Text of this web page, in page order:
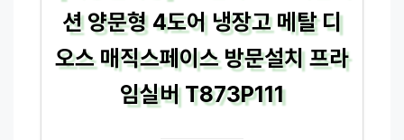
션 양문형 4도어 냉장고 메탈 디
오스 매직스페이스 방문설치 프라
임실버 T873P111